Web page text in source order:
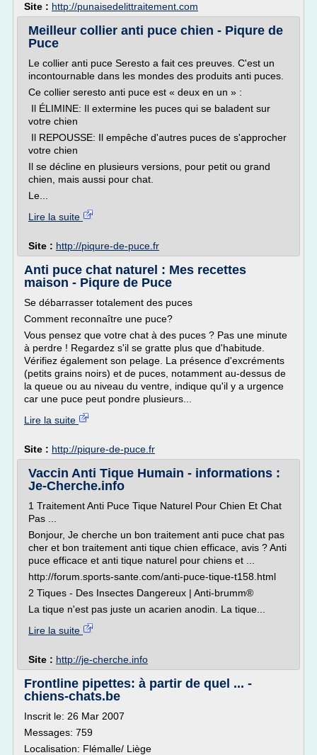
Site : http://punaisedelittraitement.com
Meilleur collier anti puce chien - Piqure de
Puce
Le collier anti puce Seresto a fait ces preuves. C'est un
incontournable dans les mondes des produits anti puces.
Ce collier seresto anti puce est « deux en un » :
Il ÉLIMINE: Il extermine les puces qui se baladent sur
votre chien
Il REPOUSSE: Il empêche d'autres puces de s'approcher
votre chien
Il se décline en plusieurs versions, pour petit ou grand
chien, mais aussi pour chat.
Le...
Lire la suite
Site : http://piqure-de-puce.fr
Anti puce chat naturel : Mes recettes
maison - Piqure de Puce
Se débarrasser totalement des puces
Comment reconnaître une puce?
Vous pensez que votre chat à des puces ? Pas une minute
à perdre ! Regardez s'il se gratte plus que d'habitude.
Vérifiez également son pelage. La présence d'excréments
(petits grains noirs) et de puces, notamment au-dessus de
la queue ou au niveau du ventre, indique qu'il y a urgence
car une puce peut pondre plusieurs...
Lire la suite
Site : http://piqure-de-puce.fr
Vaccin Anti Tique Humain - informations :
Je-Cherche.info
1 Traitement Anti Puce Tique Naturel Pour Chien Et Chat
Pas ...
Bonjour, Je cherche un bon traitement anti puce chat pas
cher et bon traitement anti tique chien efficace, avis ? Anti
puce efficace et anti tique naturel pour chiens et ...
http://forum.sports-sante.com/anti-puce-tique-t158.html
2 Tiques - Des Insectes Dangereux | Anti-brumm®
La tique n'est pas juste un acarien anodin. La tique...
Lire la suite
Site : http://je-cherche.info
Frontline pipettes: à partir de quel ... -
chiens-chats.be
Inscrit le: 26 Mar 2007
Messages: 759
Localisation: Flémalle/ Liège